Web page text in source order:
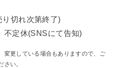
り切れ次第終了)
不定休(SNSにて告知)
更している場合もありますので、ご
さい。